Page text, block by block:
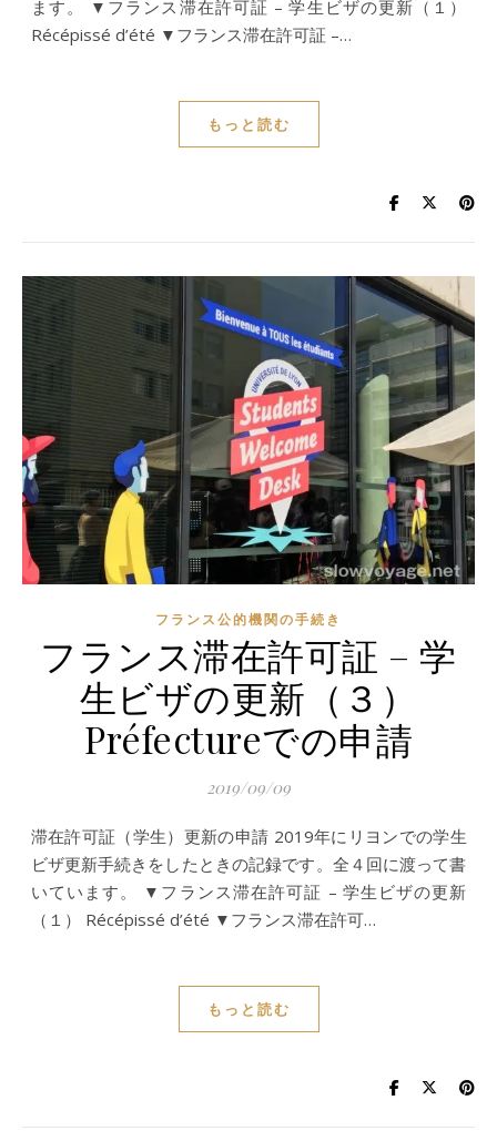
ます。 ▼フランス滞在許可証 – 学生ビザの更新（１）
Récépissé d’été ▼フランス滞在許可証 –…
もっと読む
フランス公的機関の手続き
フランス滞在許可証 – 学
生ビザの更新（３）
Préfectureでの申請
2019/09/09
滞在許可証（学生）更新の申請 2019年にリヨンでの学生
ビザ更新手続きをしたときの記録です。全４回に渡って書
いています。 ▼フランス滞在許可証 – 学生ビザの更新
（１） Récépissé d’été ▼フランス滞在許可…
もっと読む